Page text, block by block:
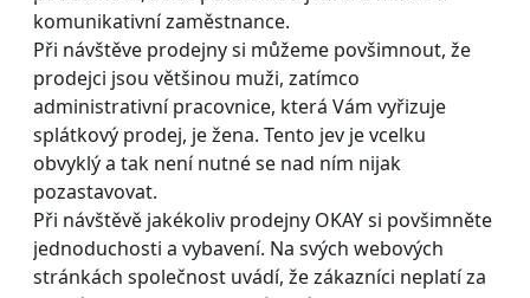
komunikativní zaměstnance.
Při návštěve prodejny si můžeme povšimnout, že
prodejci jsou většinou muži, zatímco
administrativní pracovnice, která Vám vyřizuje
splátkový prodej, je žena. Tento jev je vcelku
obvyklý a tak není nutné se nad ním nijak
pozastavovat.
Při návštěvě jakékoliv prodejny OKAY si povšimněte
jednoduchosti a vybavení. Na svých webových
stránkách společnost uvádí, že zákazníci neplatí za